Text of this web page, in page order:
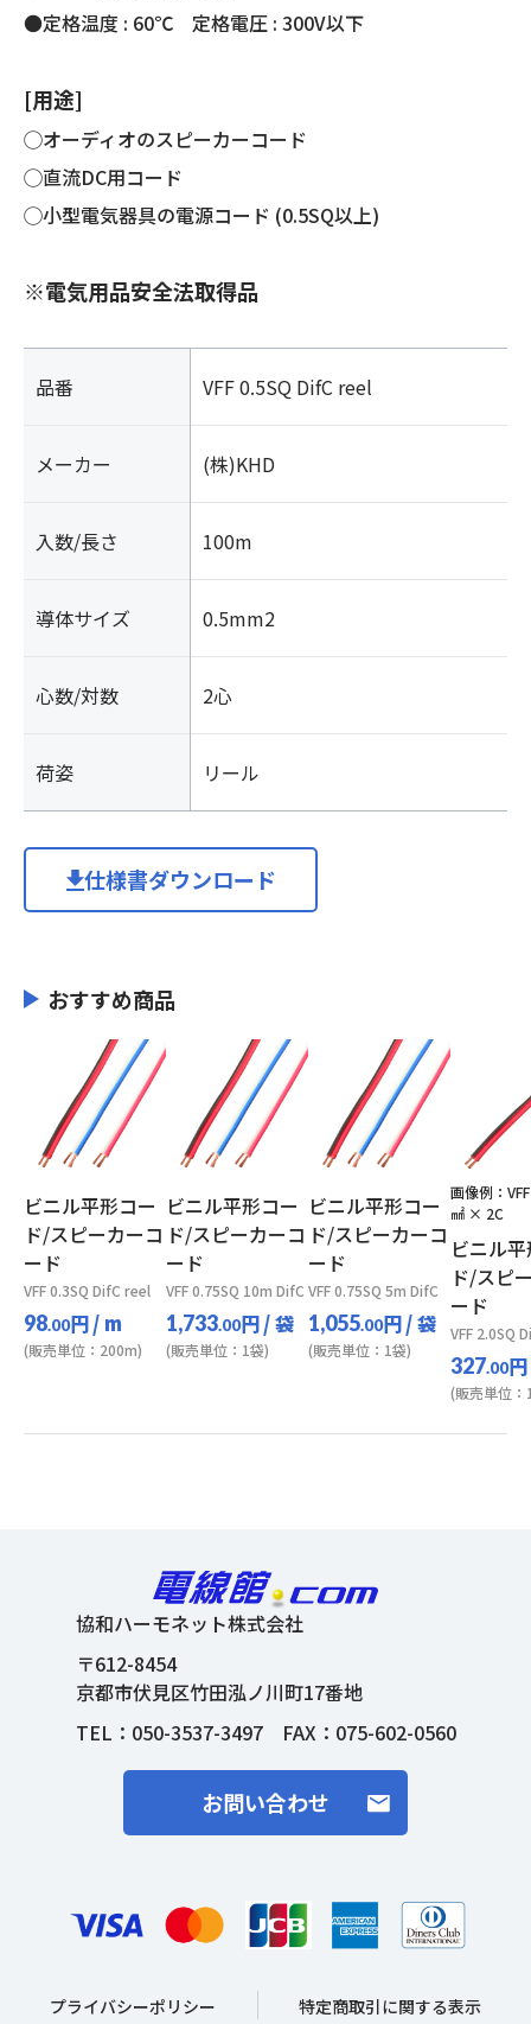
●定格温度 : 60℃ 定格電圧 : 300V以下
[用途]
◯オーディオのスピーカーコード
◯直流DC用コード
◯小型電気器具の電源コード (0.5SQ以上)
※電気用品安全法取得品
品番 VFF 0.5SQ DifC reel
メーカー (株)KHD
入数/長さ 100m
導体サイズ 0.5mm2
心数/対数 2心
荷姿 リール
仕様書ダウンロード
おすすめ商品
ビニル平形コー
ド/スピーカーコ
ード
VFF 0.3SQ DifC reel
98.00円/ m
(販売単位：200m)
ビニル平形コー
ド/スピーカーコ
ード
VFF 0.75SQ 10m DifC
1,733.00円/ 袋
(販売単位：1袋)
ビニル平形コー
ド/スピーカーコ
ード
VFF 0.75SQ 5m DifC
1,055.00円/ 袋
(販売単位：1袋)
画像例：
㎟ × 2C
ビニル
ド/スピ
ード
VFF 2.0SQ
327.00円
(販売単位
協和ハーモネット株式会社
〒612-8454
京都市伏見区竹田泓ノ川町17番地
TEL： 050-3537-3497FAX：075-602-0560
お問い合わせ
プライバシーポリシー 特定商取引に関する表示